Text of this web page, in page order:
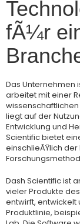
fÃ¼r
Das Unternehmen
arbeitet mit einer
liegt auf der
Entwicklung und
Scientific bietet
einschlieÃŸlich
Dash Scientific ist
vieler Produkte
entwirft,
Produktlinie,